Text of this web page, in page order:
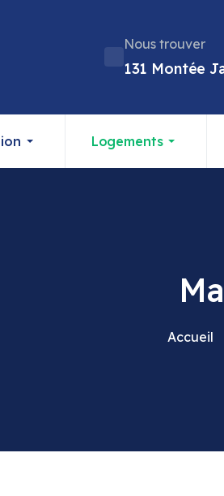
Nous trouver
131 Montée
Logements
Accueil